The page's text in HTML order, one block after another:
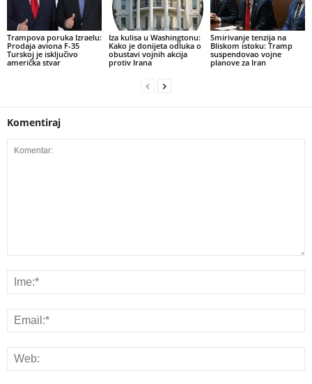
Trampova poruka Izraelu:
Prodaja aviona F-35
Turskoj je isključivo
američka stvar
​Iza kulisa u Washingtonu:
Kako je donijeta odluka o
obustavi vojnih akcija
protiv Irana
Smirivanje tenzija na
Bliskom istoku: Tramp
suspendovao vojne
planove za Iran
Komentiraj